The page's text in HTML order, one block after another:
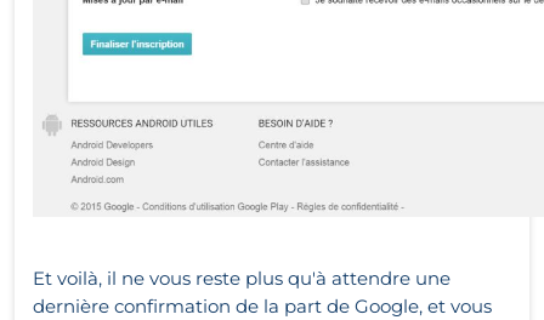
Et voilà, il ne vous reste plus qu'à attendre une
dernière confirmation de la part de Google, et vous